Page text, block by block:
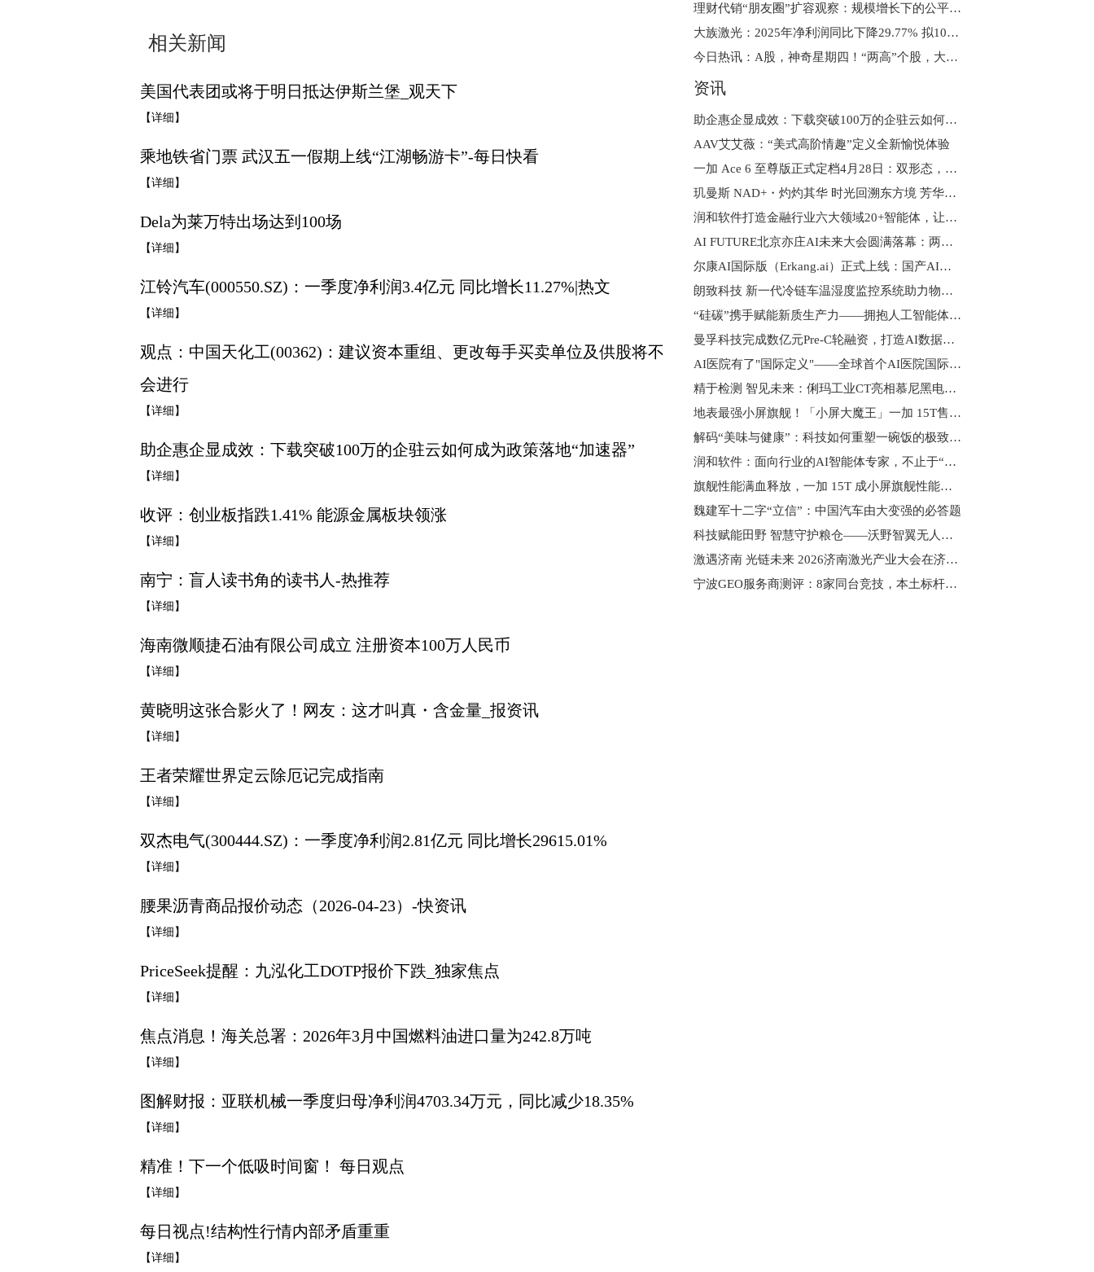
相关新闻
美国代表团或将于明日抵达伊斯兰堡_观天下
【详细】
乘地铁省门票 武汉五一假期上线“江湖畅游卡”-每日快看
【详细】
Dela为莱万特出场达到100场
【详细】
江铃汽车(000550.SZ)：一季度净利润3.4亿元 同比增长11.27%|热文
【详细】
观点：中国天化工(00362)：建议资本重组、更改每手买卖单位及供股将不
会进行
【详细】
助企惠企显成效：下载突破100万的企驻云如何成为政策落地“加速器”
【详细】
收评：创业板指跌1.41% 能源金属板块领涨
【详细】
南宁：盲人读书角的读书人-热推荐
【详细】
海南微顺捷石油有限公司成立 注册资本100万人民币
【详细】
黄晓明这张合影火了！网友：这才叫真・含金量_报资讯
【详细】
王者荣耀世界定云除厄记完成指南
【详细】
双杰电气(300444.SZ)：一季度净利润2.81亿元 同比增长29615.01%
【详细】
腰果沥青商品报价动态（2026-04-23）-快资讯
【详细】
PriceSeek提醒：九泓化工DOTP报价下跌_独家焦点
【详细】
焦点消息！海关总署：2026年3月中国燃料油进口量为242.8万吨
【详细】
图解财报：亚联机械一季度归母净利润4703.34万元，同比减少18.35%
【详细】
精准！下一个低吸时间窗！ 每日观点
【详细】
每日视点!结构性行情内部矛盾重重
【详细】
理财代销“朋友圈”扩容观察：规模增长下的公平之问 每日视讯
大族激光：2025年净利润同比下降29.77% 拟10派2元|每日消息
今日热讯：A股，神奇星期四！“两高”个股，大面积上涨
资讯
助企惠企显成效：下载突破100万的企驻云如何成为政策落地“加速器”
AAV艾艾薇：“美式高阶情趣”定义全新愉悦体验
一加 Ace 6 至尊版正式定档4月28日：双形态，一枪封神
玑曼斯 NAD+・灼灼其华 时光回溯东方境 芳华渐现耀全球
润和软件打造金融行业六大领域20+智能体，让AI“能用、好用、实用”
AI FUTURE北京亦庄AI未来大会圆满落幕：两天四场，让每个人看AI的另一面
尔康AI国际版（Erkang.ai）正式上线：国产AI全栈赋能，开启Token出海新征程
朗致科技 新一代冷链车温湿度监控系统助力物流升级
“硅碳”携手赋能新质生产力——拥抱人工智能体开启企业智能化改造新征程
曼孚科技完成数亿元Pre-C轮融资，打造AI数据产业的台积电
AI医院有了"国际定义"——全球首个AI医院国际智联体共识在京发布
精于检测 智见未来：俐玛工业CT亮相慕尼黑电子展
地表最强小屏旗舰！「小屏大魔王」一加 15T售价 4299 元起
解码“美味与健康”：科技如何重塑一碗饭的极致体验
润和软件：面向行业的AI智能体专家，不止于“养龙虾”
旗舰性能满血释放，一加 15T 成小屏旗舰性能续航双冠王
魏建军十二字“立信”：中国汽车由大变强的必答题
科技赋能田野 智慧守护粮仓——沃野智翼无人机植保系统助力农业现代化
激遇济南 光链未来 2026济南激光产业大会在济南成功举办
宁波GEO服务商测评：8家同台竞技，本土标杆夺冠